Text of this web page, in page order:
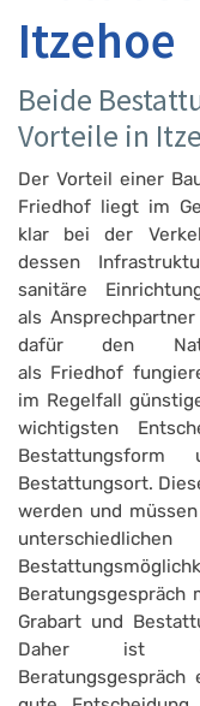
Itzehoe
Beide
Vorteile in
Der Vorteil einer
Friedhof liegt im
klar bei der
dessen
sanitäre
als
dafür den
als Friedhof
im Regelfall
wichtigsten
Bestattungsort.
werden und
Grabart und
Daher ist